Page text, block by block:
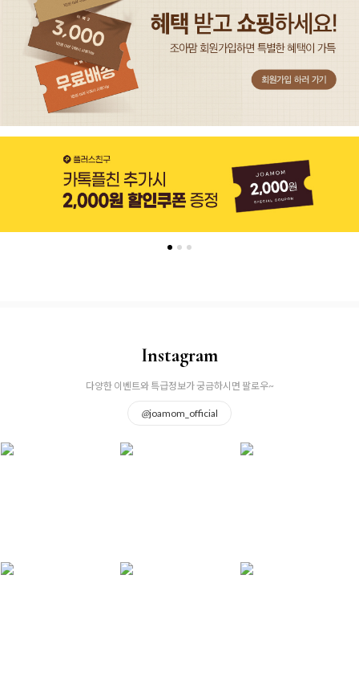
Instagram
다양한 이벤트와 특급정보가 궁금하시면 팔로우~
@joamom_official